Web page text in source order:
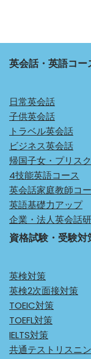
英会話・英語コー
日常英会話
子供英会話
トラベル英会話
ビジネス英会話
帰国子女・プリス
4技能英語コース
英会話家庭教師コ
英語基礎力アップ
企業・法人英会話
資格試験・受験対
英検対策
英検2次面接対策
TOEIC対策
TOEFL対策
IELTS対策
共通テストリスニ